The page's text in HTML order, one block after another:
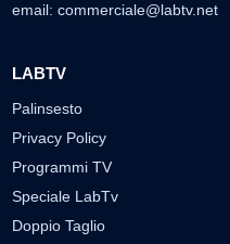
email: commerciale@labtv.net
LABTV
Palinsesto
Privacy Policy
Programmi TV
Speciale LabTv
Doppio Taglio